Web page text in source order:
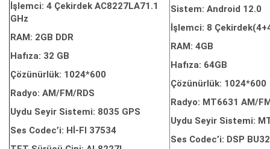
İşlemci: 4 Çekirdek AC8227LA71.1
GHz
RAM: 2GB DDR
Hafıza: 32 GB
Çözünürlük: 1024*600
Radyo: AM/FM/RDS
Uydu Seyir Sistemi: 8035 GPS
Ses Codec’i: Hİ-FI 37534
Sistem: Android 12.0
İşlemci: 8
RAM: 4GB
Hafıza: 64GB
Çözünürlük: 1024*600
Radyo: MT6631 AM/
Uydu Seyir Sistemi:
Ses Codec’i: DSP